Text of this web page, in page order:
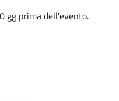
gg prima dell'evento.